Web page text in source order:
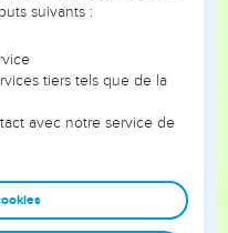
les cheveux
avec douleur au shéol.
homme auprès de
je serai coupable
je te prie, reste serviteur
suivants :
tiers tels que de la
avec notre service de